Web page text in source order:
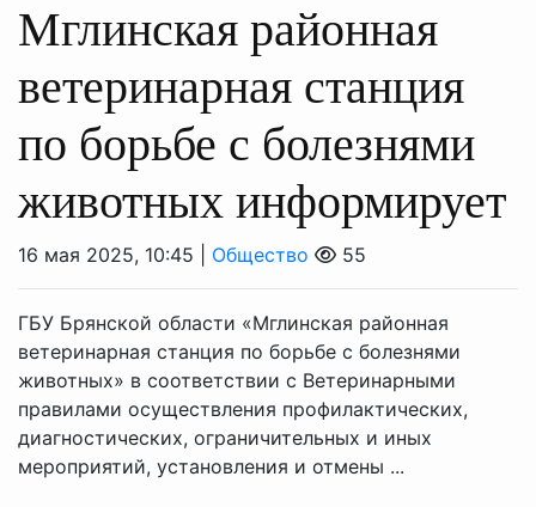
Мглинская районная
ветеринарная станция
по борьбе с болезнями
животных информирует
16 мая 2025, 10:45 | Общество 55
ГБУ Брянской области «Мглинская районная
ветеринарная станция по борьбе с болезнями
животных» в соответствии с Ветеринарными
правилами осуществления профилактических,
диагностических, ограничительных и иных
мероприятий, установления и отмены ...